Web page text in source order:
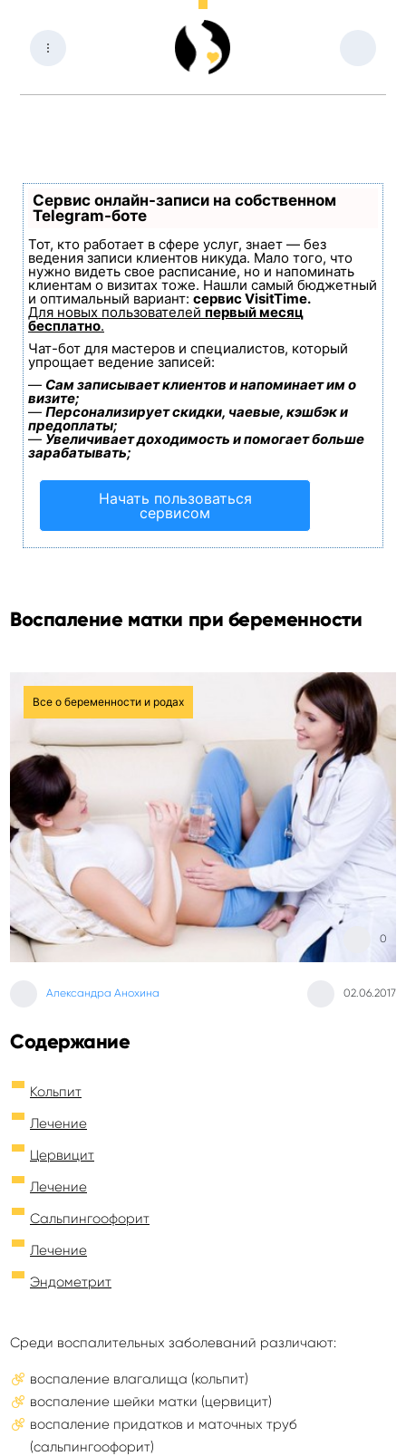
Сервис онлайн-записи на собственном
Telegram-боте
Тот, кто работает в сфере услуг, знает — без
ведения записи клиентов никуда. Мало того, что
нужно видеть свое расписание, но и напоминать
клиентам о визитах тоже. Нашли самый бюджетный
и оптимальный вариант: сервис VisitTime.
Для новых пользователей первый месяц
бесплатно.
Чат-бот для мастеров и специалистов, который
упрощает ведение записей:
— Сам записывает клиентов и напоминает им о
визите;
— Персонализирует скидки, чаевые, кэшбэк и
предоплаты;
— Увеличивает доходимость и помогает больше
зарабатывать;
Начать пользоваться
сервисом
Воспаление матки при беременности
Все о беременности и родах
Александра Анохина 02.06.2017
0
Содержание
Кольпит
Лечение
Цервицит
Лечение
Сальпингоофорит
Лечение
Эндометрит
Среди воспалительных заболеваний различают:
воспаление влагалища (кольпит)
воспаление шейки матки (цервицит)
воспаление придатков и маточных труб
(сальпингоофорит)